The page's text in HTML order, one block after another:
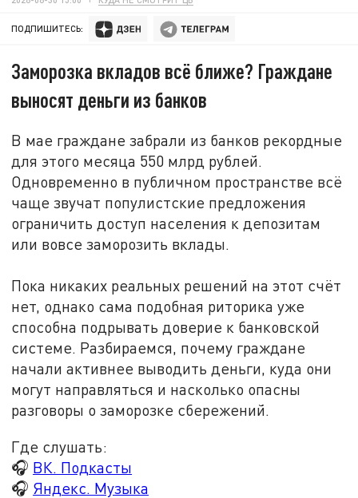
ПОДПИШИТЕСЬ:
Заморозка вкладов всё ближе? Граждане
выносят деньги из банков
В мае граждане забрали из банков рекордные
для этого месяца 550 млрд рублей.
Одновременно в публичном пространстве всё
чаще звучат популистские предложения
ограничить доступ населения к депозитам
или вовсе заморозить вклады.
Пока никаких реальных решений на этот счёт
нет, однако сама подобная риторика уже
способна подрывать доверие к банковской
системе. Разбираемся, почему граждане
начали активнее выводить деньги, куда они
могут направляться и насколько опасны
разговоры о заморозке сбережений.
Где слушать:
🎧 ВК. Подкасты
🎧 Яндекс. Музыка